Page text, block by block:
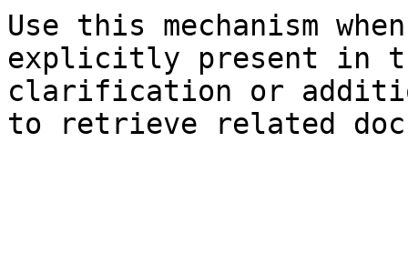
Use this mechanism
explicitly present in
clarification or